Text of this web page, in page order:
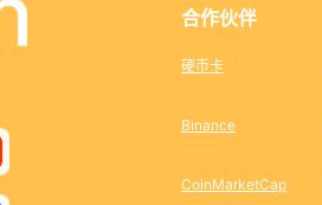
合作伙伴
硬币卡
Binance
CoinMarketCap